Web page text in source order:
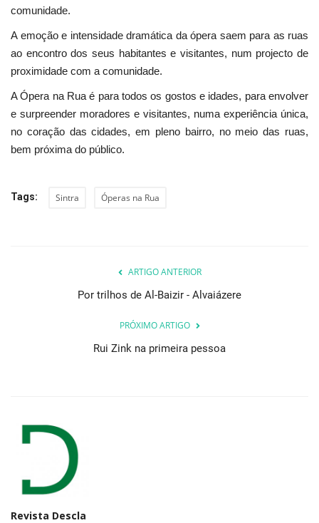
comunidade.
A emoção e intensidade dramática da ópera saem para as ruas
ao encontro dos seus habitantes e visitantes, num projecto de
proximidade com a comunidade.
A Ópera na Rua é para todos os gostos e idades, para envolver
e surpreender moradores e visitantes, numa experiência única,
no coração das cidades, em pleno bairro, no meio das ruas,
bem próxima do público.
Tags: Sintra Óperas na Rua
ARTIGO ANTERIOR
Por trilhos de Al-Baizir - Alvaiázere
PRÓXIMO ARTIGO
Rui Zink na primeira pessoa
Revista Descla